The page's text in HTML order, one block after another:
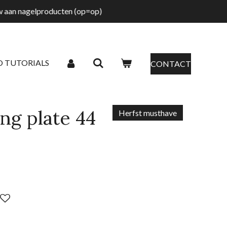
aan nagelproducten (op=op)
TUTORIALS CONTACT
plate 44 Herfst musthave